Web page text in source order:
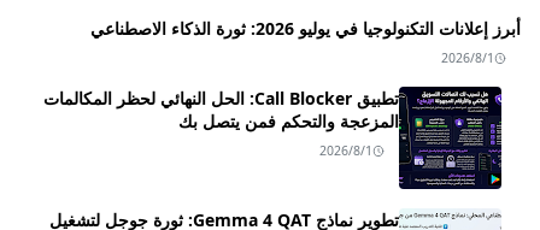
أبرز إعلانات التكنولوجيا في يوليو 2026: ثورة الذكاء الاصطناعي
2026/8/1
تطبيق Call Blocker: الحل النهائي لحظر المكالمات
المزعجة والتحكم فمن يتصل بك
2026/8/1
تطوير نماذج Gemma 4 QAT: ثورة جوجل لتشغيل